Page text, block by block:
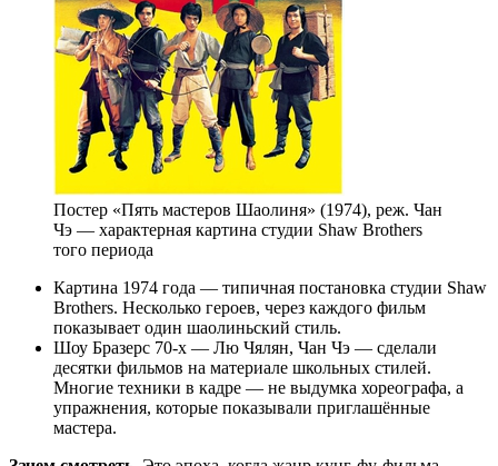
Постер «Пять мастеров Шаолиня» (1974), реж. Чан
Чэ — характерная картина студии Shaw Brothers
того периода
Картина 1974 года — типичная постановка студии Shaw
Brothers. Несколько героев, через каждого фильм
показывает один шаолиньский стиль.
Шоу Бразерс 70-х — Лю Чялян, Чан Чэ — сделали
десятки фильмов на материале школьных стилей.
Многие техники в кадре — не выдумка хореографа, а
упражнения, которые показывали приглашённые
мастера.